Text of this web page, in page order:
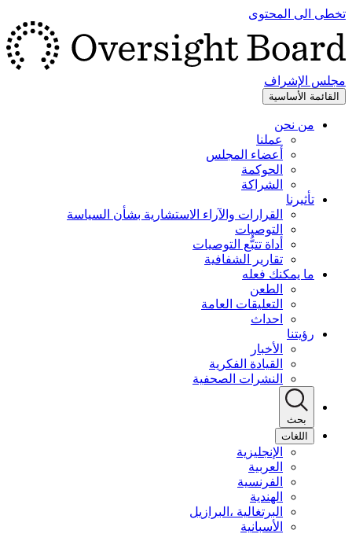
تخطى الى المحتوى
مجلس الإشراف
القائمة الأساسية
من نحن
عملنا
أعضاء المجلس
الحوكمة
الشراكة
تأثيرنا
القرارات والآراء الاستشارية بشأن السياسة
التوصيات
أداة تتبُّع التوصيات
تقارير الشفافية
ما يمكنك فعله
الطعن
التعليقات العامة
احداث
رؤيتنا
الأخبار
القيادة الفكرية
النشرات الصحفية
بحث
اللغات
الإنجليزية
العربية
الفرنسية
الهندية
البرتغالية ،البرازيل
الأسبانية